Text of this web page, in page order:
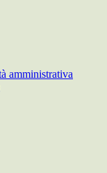
amministrativa